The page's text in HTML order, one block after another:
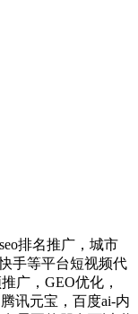
排名推广，城市
手等平台短视频代
广，GEO优化，
讯元宝，百度ai-内